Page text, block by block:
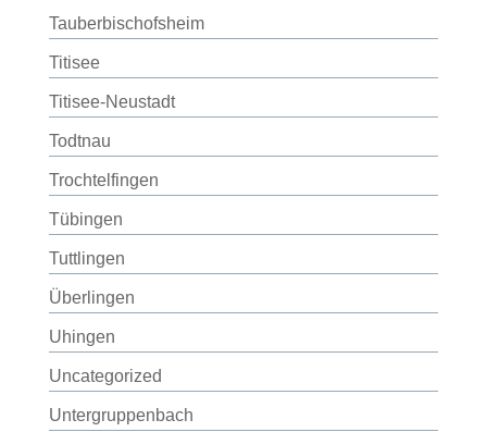
Tauberbischofsheim
Titisee
Titisee-Neustadt
Todtnau
Trochtelfingen
Tübingen
Tuttlingen
Überlingen
Uhingen
Uncategorized
Untergruppenbach